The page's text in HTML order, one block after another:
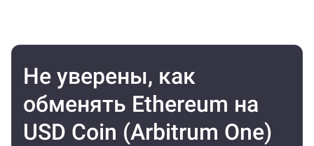
Не уверены, как
обменять Ethereum на
USD Coin (Arbitrum One)